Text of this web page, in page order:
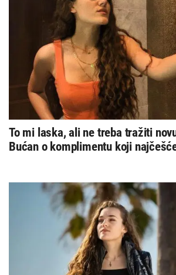
To mi laska, ali ne treba tražiti
Bućan o komplimentu koji